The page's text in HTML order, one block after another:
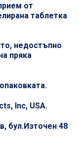
от
таблетка
недостъпно
пряка
Inc, USA.
бул.Източен 48